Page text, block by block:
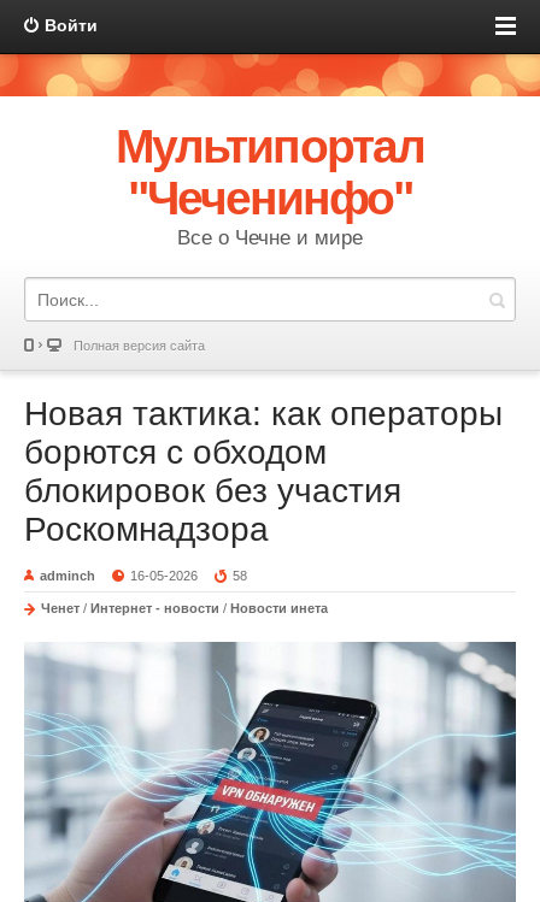
Войти
Мультипортал
"Чеченинфо"
Все о Чечне и мире
Полная версия сайта
Новая тактика: как операторы
борются с обходом
блокировок без участия
Роскомнадзора
adminch 16-05-2026 58
Ченет / Интернет - новости / Новости инета